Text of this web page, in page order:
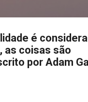
é
as coisas são
por Adam